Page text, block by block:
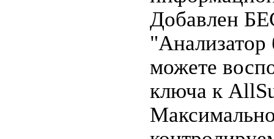
Добавлен
можете
ключа к